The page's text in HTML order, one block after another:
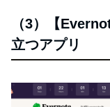
（3）【
立つアプリ